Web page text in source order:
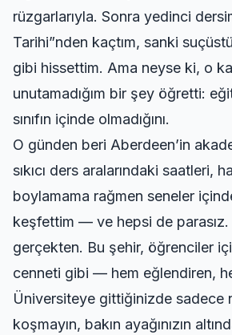
rüzgarlarıyla. Sonra yedinci
Tarihi”nden kaçtım, sanki
gibi hissettim. Ama neyse ki, o
unutamadığım bir şey öğretti:
sınıfın içinde olmadığını.
O günden beri Aberdeen’in
sıkıcı ders aralarındaki saatleri,
boylamama rağmen seneler
keşfettim — ve hepsi de
gerçekten. Bu şehir, öğrenciler
cenneti gibi — hem eğlendiren,
Üniversiteye gittiğinizde sadece
koşmayın, bakın ayağınızın